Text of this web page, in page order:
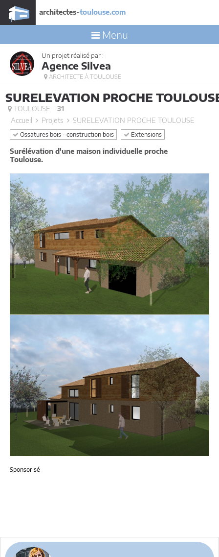
architectes-toulouse.com
Menu
Un projet réalisé par :
Agence Silvea
ARCHITECTE À TOULOUSE
SURELEVATION PROCHE
TOULOUSE - 31
Accueil
Projets SURELEVATION PROCHE TOULOUSE
Ossatures bois - construction bois Extensions
Surélévation d'une maison individuelle proche
Toulouse.
Sponsorisé